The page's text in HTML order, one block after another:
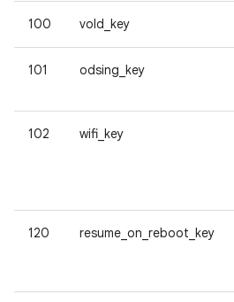
100 vold_key
101 odsing_key
102 wifi_key
120 resume_on_reboot_key